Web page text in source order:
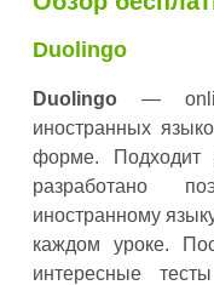
Duolingo
Duolingo —
иностранных
форме. Подходит
разработано
иностранному
каждом уроке.
интересные